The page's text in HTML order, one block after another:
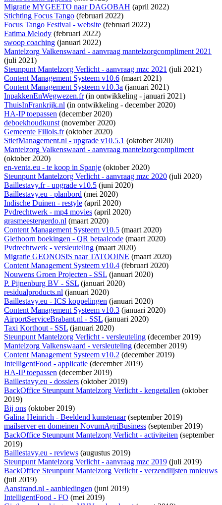
Migratie MYGEETO naar DAGOBAH (april 2022)
Stichting Focus Tango (februari 2022)
Focus Tango Festival - website (februari 2022)
Fatima Melody (februari 2022)
swoop coaching (januari 2022)
Mantelzorg Valkenswaard - aanvraag mantelzorgcompliment 2021
(juli 2021)
Steunpunt Mantelzorg Verlicht - aanvraag mzc 2021 (juli 2021)
Content Management Systeem v10.6 (maart 2021)
Content Management Systeem v10.3a (januari 2021)
InpakkenEnWegwezen.fr(in ontwikkeling - januari 2021)
ThuisInFrankrijk.nl (in ontwikkeling - december 2020)
HA-IP toepassen (december 2020)
deboekhoudkunst(november 2020)
Gemeente Fillols.fr(oktober 2020)
StiefManagement.nl - upgrade v10.5.1 (oktober 2020)
Mantelzorg Valkenswaard - aanvraag mantelzorgcompliment
(oktober 2020)
en-venta.eu - te koop in Spanje (oktober 2020)
Steunpunt Mantelzorg Verlicht - aanvraag mzc 2020 (juli 2020)
Baillestavy.fr - upgrade v10.5 (juni 2020)
Baillestavy.eu - planbord (mei 2020)
Indische Duinen - restyle (april 2020)
Pvdrechtwerk - mp4 movies (april 2020)
grasmeestergerdo.nl (maart 2020)
Content Management Systeem v10.5 (maart 2020)
Giethoorn boekingen - QR betaalcode (maart 2020)
Pvdrechtwerk - versleuteling (maart 2020)
Migratie GEONOSIS naar TATOOINE (maart 2020)
Content Management Systeem v10.4 (februari 2020)
Nouwens Groen Projecten - SSL (januari 2020)
P. Pijnenburg BV - SSL (januari 2020)
residualproducts.nl (januari 2020)
Baillestavy.eu - ICS koppelingen (januari 2020)
Content Management Systeem v10.3 (januari 2020)
AirportServiceBrabant.nl - SSL (januari 2020)
Taxi Korthout - SSL (januari 2020)
Steunpunt Mantelzorg Verlicht - versleuteling (december 2019)
Mantelzorg Valkenswaard - versleuteling (december 2019)
Content Management Systeem v10.2 (december 2019)
IntelligentFood - applicatie (december 2019)
HA-IP toepassen (december 2019)
Baillestavy.eu - dossiers (oktober 2019)
BackOffice Steunpunt Mantelzorg Verlicht - kengetallen (oktober
2019)
Bij ons (oktober 2019)
Galina Heinrich - Beeldend kunstenaar(september 2019)
mailserver en domeinen NovumAgriBusiness (september 2019)
BackOffice Steunpunt Mantelzorg Verlicht - activiteiten (september
2019)
Baillestavy.eu - reviews (augustus 2019)
Steunpunt Mantelzorg Verlicht - aanvraag mzc 2019 (juli 2019)
BackOffice Steunpunt Mantelzorg Verlicht - verzendlijsten mnieuws
(juli 2019)
Aanstrand.nl - aanbiedingen (juni 2019)
IntelligentFood - FO (mei 2019)